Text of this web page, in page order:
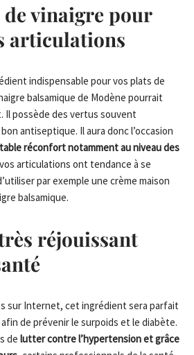
vinaigre pour
articulations
indispensable pour vos plats de
balsamique de Modène pourrait
Il possède des vertus souvent
antiseptique. Il aura donc l’occasion
réconfort notamment au niveau des
vos articulations ont tendance à se
par exemple une crème maison
balsamique.
réjouissant
sur Internet, cet ingrédient sera parfait
de prévenir le surpoids et le diabète.
de lutter contre l’hypertension et grâce